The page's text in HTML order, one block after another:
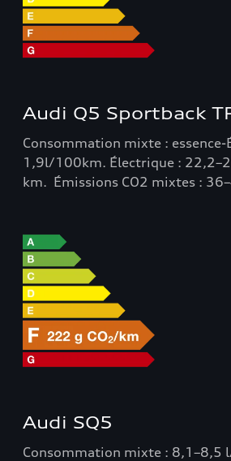
Audi Q5 Sportback
Consommation mixte :
1,9l/100km. Électrique :
km. Émissions CO2 mixtes :
Audi SQ5
Consommation mixte : 8,1–8,5